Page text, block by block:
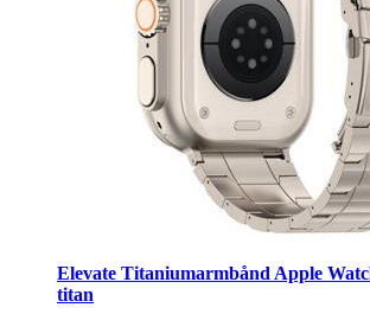
Elevate Titaniumarmbånd Apple
titan